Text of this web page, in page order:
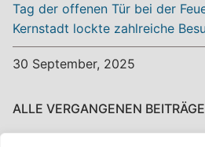
Tag der offenen Tür bei der
Kernstadt lockte zahlreiche
30 September, 2025
ALLE VERGANGENEN BEITRÄGE